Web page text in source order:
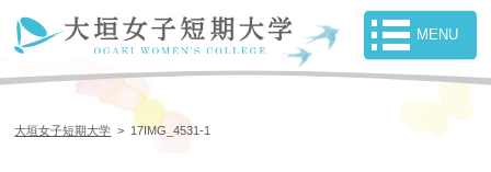
大垣女子短期大学 > 17IMG_4531-1